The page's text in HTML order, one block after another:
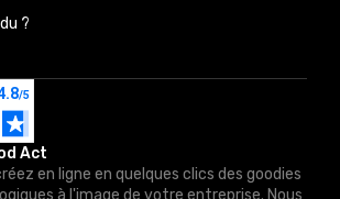
Act
en ligne en quelques clics des goodies
?